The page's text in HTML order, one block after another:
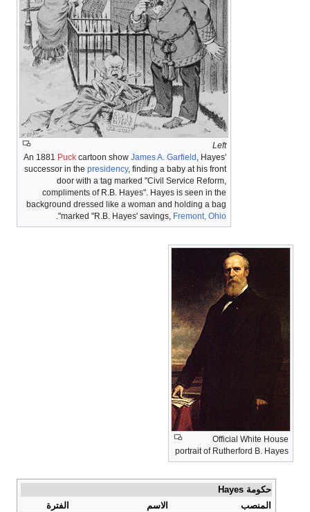
Left
An 1881 Puck cartoon show James A. Garfield , Hayes'
successor in the presidency, finding a baby at his front
door with a tag marked "Civil Service Reform,
compliments of R.B. Hayes". Hayes is seen in the
background dressed like a woman and holding a bag
marked "R.B. Hayes' savings, Fremont, Ohio
".
Official White House
portrait of Rutherford B. Hayes
حكومة Hayes
المنصب
الاسم
الفترة